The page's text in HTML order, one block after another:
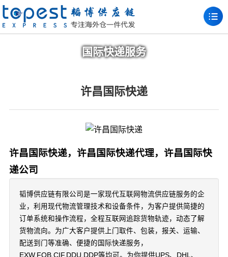
国际快递服务
许昌国际快递
许昌国际快递，许昌国际快递代理，许昌国际快
递公司
韬博供应链有限公司是一家现代互联网物流供应链服务的企
业，利用现代物流管理技术和设备条件，为客户提供简捷的
订单系统和操作流程，全程互联网追踪货物轨迹，动态了解
货物流向。为广大客户提供上门取件、包装，报关、运输、
配送到门等准确、便捷的国际快递服务，
EXW,FOB,CIF,DDU,DDP等均可。为你提供UPS、DHL、